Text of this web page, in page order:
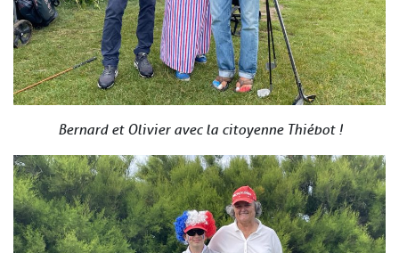
Bernard et Olivier avec la citoyenne Thiébot !